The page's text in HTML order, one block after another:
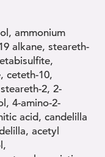
ammonium
alkane, steareth-
ceteth-10,
2, 2-
4-amino-2-
acid, candelilla
acetyl